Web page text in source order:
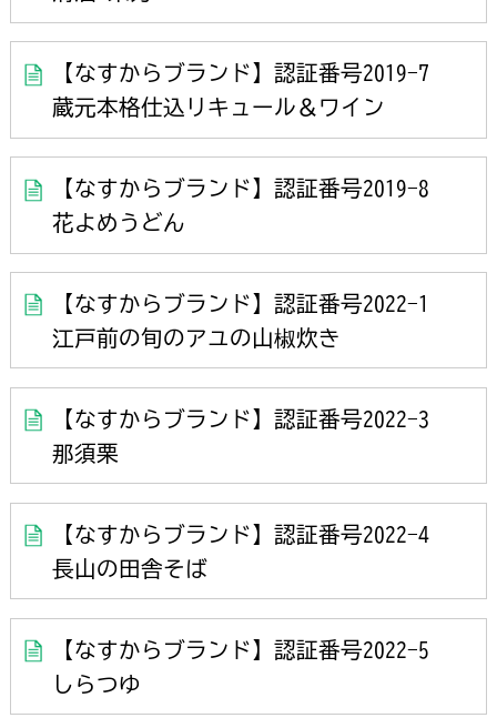
【なすからブランド】認証番号2019-7
蔵元本格仕込リキュール＆ワイン
【なすからブランド】認証番号2019-8
花よめうどん
【なすからブランド】認証番号2022-1
江戸前の旬のアユの山椒炊き
【なすからブランド】認証番号2022-3
那須栗
【なすからブランド】認証番号2022-4
長山の田舎そば
【なすからブランド】認証番号2022-5
しらつゆ